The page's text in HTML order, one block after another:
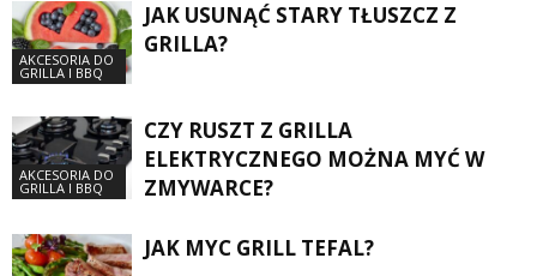
AKCESORIA DO
GRILLA I BBQ
JAK USUNĄĆ STARY TŁUSZCZ Z
GRILLA?
AKCESORIA DO
GRILLA I BBQ
CZY RUSZT Z GRILLA
ELEKTRYCZNEGO MOŻNA MYĆ W
ZMYWARCE?
JAK MYC GRILL TEFAL?